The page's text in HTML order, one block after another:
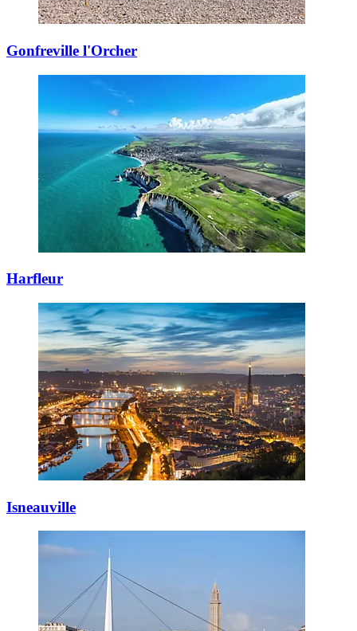
Gonfreville l'Orcher
Harfleur
Isneauville